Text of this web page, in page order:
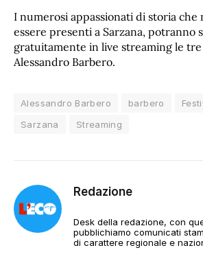
I numerosi appassionati di storia che
essere presenti a Sarzana, potranno
gratuitamente in live streaming le
Alessandro Barbero.
Alessandro Barbero barbero
Sarzana
Streaming
Redazione
Desk della redazione, con
pubblichiamo comunicati
di carattere regionale e